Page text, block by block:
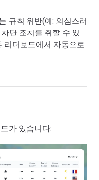
규칙 위반(예: 의심스러
단 조치를 취할 수 있
리더보드에서 자동으로
가 있습니다: